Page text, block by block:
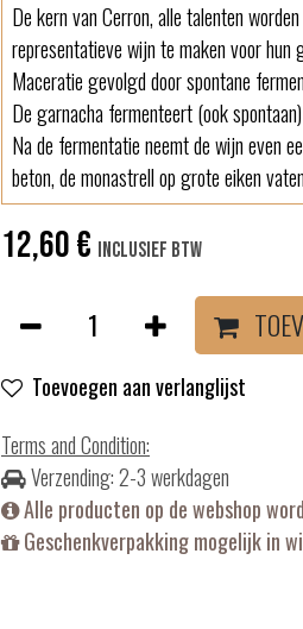
De kern van Cerron, alle talenten
representatieve wijn te maken voor hun
Maceratie gevolgd door spontane
De garnacha fermenteert (ook
Na de fermentatie neemt de wijn even
beton, de monastrell op grote eiken
12,60€ Inclusief btw
Toevoegen aan verlanglijst
Terms and Condition:
Verzending: 2-3 werkdagen
Alle producten op de webshop
Geschenkverpakking mogelijk in